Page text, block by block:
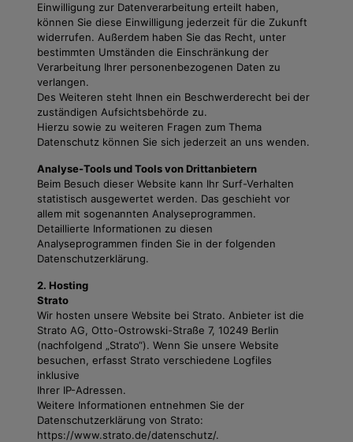
Einwilligung zur Datenverarbeitung erteilt haben,
können Sie diese Einwilligung jederzeit für die Zukunft
widerrufen. Außerdem haben Sie das Recht, unter
bestimmten Umständen die Einschränkung der
Verarbeitung Ihrer personenbezogenen Daten zu
verlangen.
Des Weiteren steht Ihnen ein Beschwerderecht bei der
zuständigen Aufsichtsbehörde zu.
Hierzu sowie zu weiteren Fragen zum Thema
Datenschutz können Sie sich jederzeit an uns wenden.
Analyse-Tools und Tools von Drittanbietern
Beim Besuch dieser Website kann Ihr Surf-Verhalten
statistisch ausgewertet werden. Das geschieht vor
allem mit sogenannten Analyseprogrammen.
Detaillierte Informationen zu diesen
Analyseprogrammen finden Sie in der folgenden
Datenschutzerklärung.
2. Hosting
Strato
Wir hosten unsere Website bei Strato. Anbieter ist die
Strato AG, Otto-Ostrowski-Straße 7, 10249 Berlin
(nachfolgend „Strato“). Wenn Sie unsere Website
besuchen, erfasst Strato verschiedene Logfiles
inklusive
Ihrer IP-Adressen.
Weitere Informationen entnehmen Sie der
Datenschutzerklärung von Strato:
https://www.strato.de/datenschutz/.